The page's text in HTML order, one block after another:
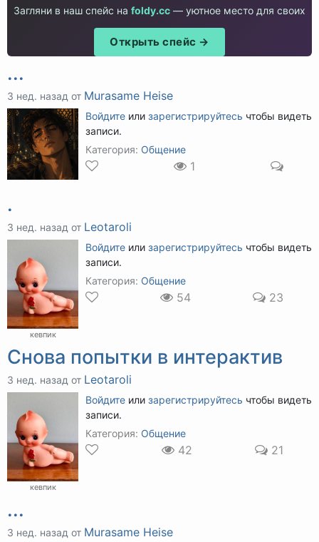
Загляни в наш спейс на foldy.cc — уютное место для своих
Открыть спейс →
...
3 нед. назад от Murasame Heise
Войдите или зарегистрируйтесь чтобы видеть
записи.
Категория: Общение
1
.
3 нед. назад от Leotaroli
кевпик
Войдите или зарегистрируйтесь чтобы видеть
записи.
Категория: Общение
54 23
Снова попытки в интерактив
3 нед. назад от Leotaroli
кевпик
Войдите или зарегистрируйтесь чтобы видеть
записи.
Категория: Общение
42 21
...
3 нед. назад от Murasame Heise